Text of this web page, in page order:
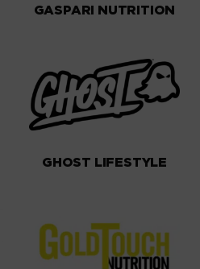
GASPARI NUTRITION
GHOST LIFESTYLE